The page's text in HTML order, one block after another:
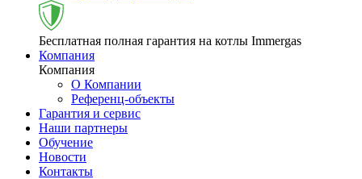
Бесплатная полная гарантия на котлы Immergas
Компания
Компания
О Компании
Референц-объекты
Гарантия и сервис
Наши партнеры
Обучение
Новости
Контакты